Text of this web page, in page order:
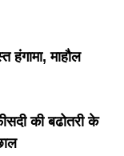
माहौल
की बढोतरी के